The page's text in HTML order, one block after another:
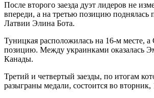
После второго заезда дуэт лидеров не
впереди, а на третью позицию поднялась
Латвии Элина Бота.
Туницкая расположилась на 16-м месте, а
позицию. Между украинками оказалась
Канады.
Третий и четвертый заезды, по итогам
разыграны медали, состоится во вторник,